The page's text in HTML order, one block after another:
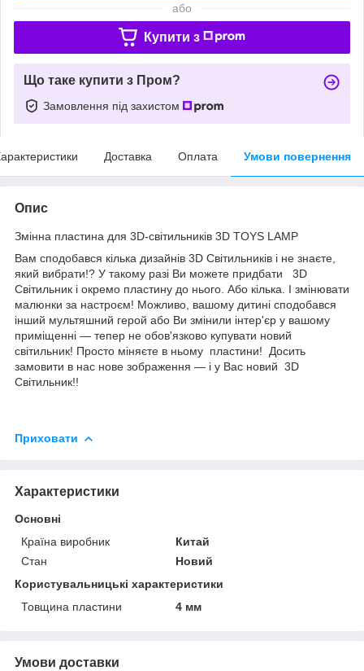
або
Купити з
Що таке купити з Пром?
Замовлення під захистом
Доставка Оплата Умови повернення
Опис
Змінна пластина для 3D-світильників 3D TOYS LAMP
Вам сподобався кілька дизайнів 3D Світильників і не знаєте,
який вибрати!? У такому разі Ви можете придбати 3D
Світильник і окремо пластину до нього. Або кілька. І змінювати
малюнки за настроєм! Можливо, вашому дитині сподобався
інший мультяшний герой або Ви змінили інтер'єр у вашому
приміщенні — тепер не обов'язково купувати новий
світильник! Просто міняєте в ньому пластини! Досить
замовити в нас нове зображення — і у Вас новий 3D
Світильник!!
Приховати
Характеристики
Основні
Країна виробник
Китай
Стан
Новий
Користувальницькі характеристики
Товщина пластини
4 мм
Умови доставки